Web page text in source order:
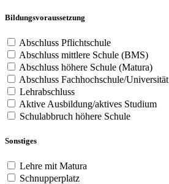
Bildungsvoraussetzung
Abschluss Pflichtschule
Abschluss mittlere Schule (BMS)
Abschluss höhere Schule (Matura)
Abschluss Fachhochschule/Universität
Lehrabschluss
Aktive Ausbildung/aktives Studium
Schulabbruch höhere Schule
Sonstiges
Lehre mit Matura
Schnupperplatz